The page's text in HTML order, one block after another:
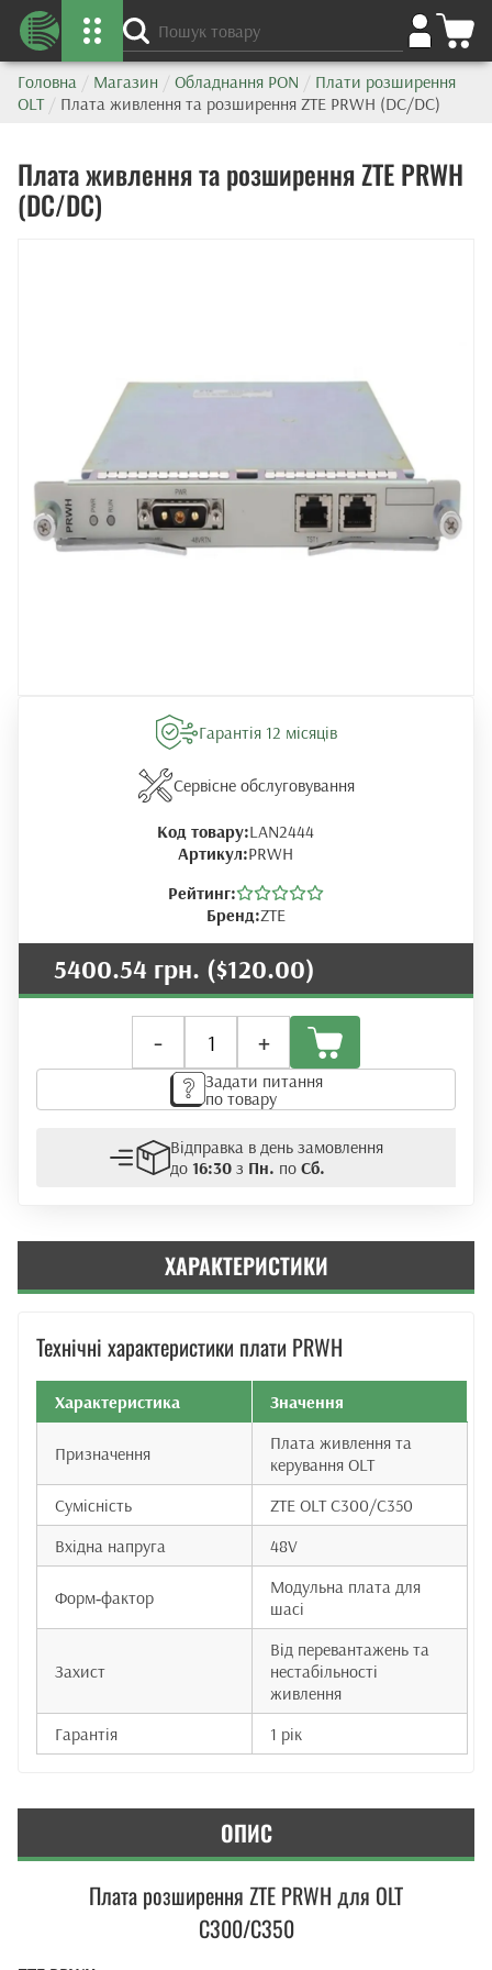
Головна / Магазин / Обладнання PON / Плати розширення
OLT / Плата живлення та розширення ZTE PRWH (DC/DC)
Плата живлення та розширення ZTE PRWH
(DC/DC)
Гарантія 12 місяців
Сервісне обслуговування
Код товару:LAN2444
Артикул:PRWH
Рейтинг:
Бренд:ZTE
5400.54 грн. ($120.00)
-
живлення
та
розширення
ZTE
(DC/DC)
кількість
+
Задати питання
по товару
Відправка в день замовлення
до 16:30з Пн. по Сб.
ХАРАКТЕРИСТИКИ
Технічні характеристики плати PRWH
Характеристика Значення
Призначення
Плата живлення та
керування OLT
Сумісність
ZTE OLT C300/C350
Вхідна напруга
48V
Форм‑фактор
Модульна плата для
шасі
Захист
Від перевантажень та
нестабільності
живлення
Гарантія
1 рік
ОПИС
Плата розширення ZTE PRWH для OLT
C300/C350